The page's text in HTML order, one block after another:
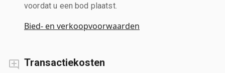
voordat u een bod plaatst.
Bied- en verkoopvoorwaarden
Transactiekosten